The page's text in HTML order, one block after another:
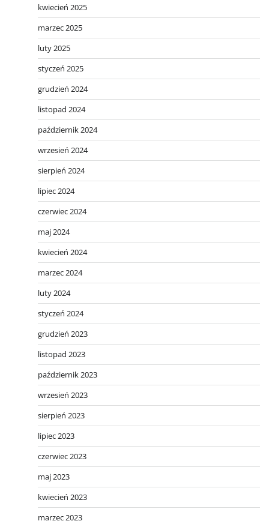
kwiecień 2025
marzec 2025
luty 2025
styczeń 2025
grudzień 2024
listopad 2024
październik 2024
wrzesień 2024
sierpień 2024
lipiec 2024
czerwiec 2024
maj 2024
kwiecień 2024
marzec 2024
luty 2024
styczeń 2024
grudzień 2023
listopad 2023
październik 2023
wrzesień 2023
sierpień 2023
lipiec 2023
czerwiec 2023
maj 2023
kwiecień 2023
marzec 2023